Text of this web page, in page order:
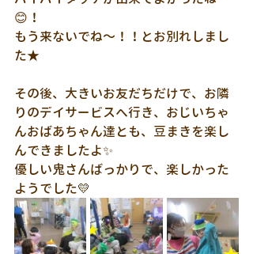
😊！
もう来ないでね～！！とお別れしまし
た★
その後、大きいお友だちだけで、お隣
りのデイサービスへ行き、おじいちゃ
んおばあちゃん達とも、豆まきを楽し
んできましたよ✨
優しい鬼さんばっかりで、楽しかった
ようでした💛